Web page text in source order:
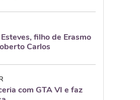
filho de Erasmo
Carlos
com GTA VI e faz